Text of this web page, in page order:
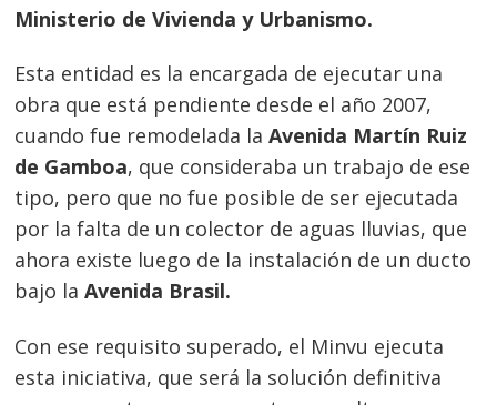
Ministerio de Vivienda y Urbanismo.
Esta entidad es la encargada de ejecutar una
obra que está pendiente desde el año 2007,
cuando fue remodelada laAvenida Martín Ruiz
de Gamboa, que consideraba un trabajo de ese
tipo, pero que no fue posible de ser ejecutada
por la falta de un colector de aguas lluvias, que
ahora existe luego de la instalación de un ducto
bajo la Avenida Brasil.
Con ese requisito superado, el Minvu ejecuta
esta iniciativa, que será la solución definitiva